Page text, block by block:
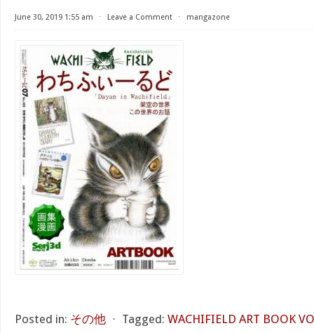
June 30, 2019 1:55 am ⋅ Leave a Comment ⋅ mangazone
Posted in: その他 ⋅ Tagged: WACHIFIELD ART BOOK